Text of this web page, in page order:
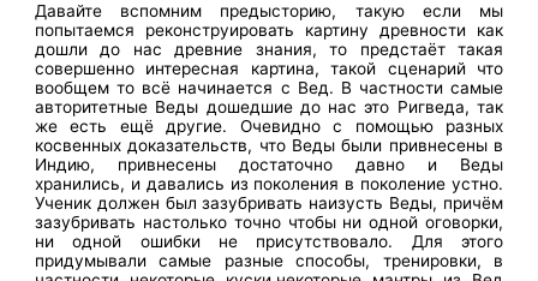
Давайте вспомним предысторию, такую если мы
попытаемся реконструировать картину древности как
дошли до нас древние знания, то предстаёт такая
совершенно интересная картина, такой сценарий что
вообщем то всё начинается с Вед. В частности самые
авторитетные Веды дошедшие до нас это Ригведа, так
же есть ещё другие. Очевидно с помощью разных
косвенных доказательств, что Веды были привнесены в
Индию, привнесены достаточно давно и Веды
хранились, и давались из поколения в поколение устно.
Ученик должен был зазубривать наизусть Веды, причём
зазубривать настолько точно чтобы ни одной оговорки,
ни одной ошибки не присутствовало. Для этого
придумывали самые разные способы, тренировки, в